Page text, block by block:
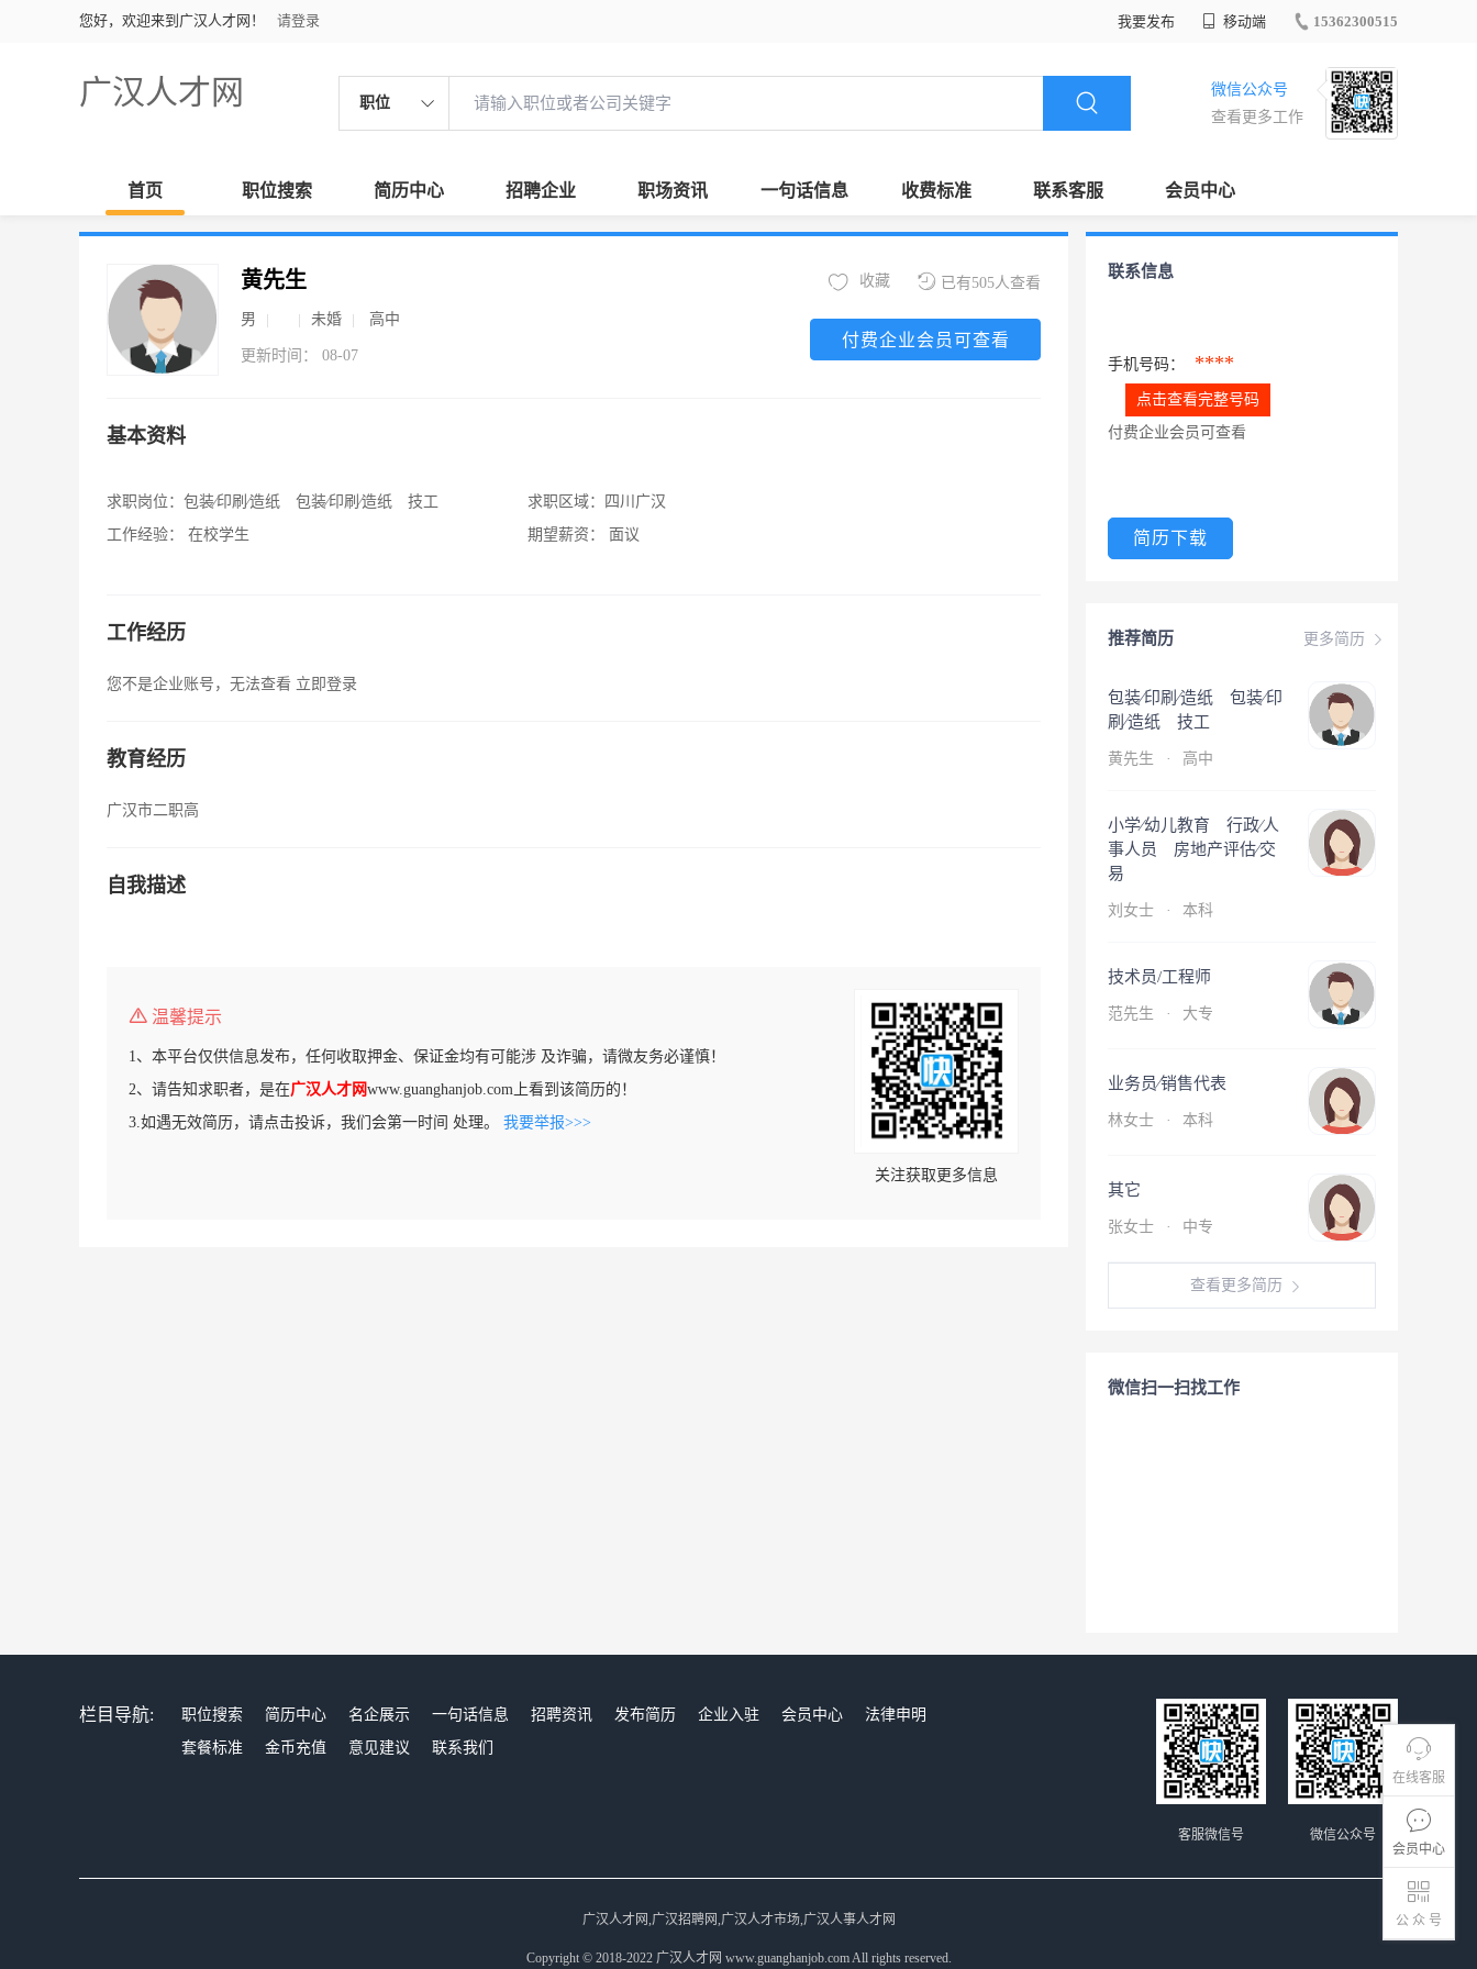
您好，欢迎来到广汉人才网！ 请登录 我要发布 移动端 15362300515
广汉人才网 职位
微信公众号
查看更多工作
首页 职位搜索 简历中心 招聘企业 职场资讯 一句话信息 收费标准 联系客服 会员中心
在线客服
会员中心
公 众 号
黄先生
男 未婚 高中
更新时间： 08-07
已有505人查看
收藏
付费企业会员可查看
基本资料
求职岗位： 包装∕印刷∕造纸 包装∕印刷∕造纸 技工
工作经验：
在校学生
求职区域：
四川广汉
期望薪资：
面议
工作经历
您不是企业账号，无法查看 立即登录
教育经历
广汉市二职高
自我描述
温馨提示
1、本平台仅供信息发布，任何收取押金、保证金均有可能涉 及诈骗，请微友务必谨慎！
2、请告知求职者，是在广汉人才网www.guanghanjob.com上看到该简历的！
3.如遇无效简历，请点击投诉，我们会第一时间 处理。 我要举报>>>
关注获取更多信息
联系信息
手机号码： ****
点击查看完整号码
付费企业会员可查看
简历下载
更多简历
推荐简历
包装∕印刷∕造纸 包装∕印
刷∕造纸 技工
黄先生 · 高中
小学∕幼儿教育 行政∕人
事人员 房地产评估∕交
易
刘女士 · 本科
技术员/工程师
范先生 · 大专
业务员∕销售代表
林女士 · 本科
其它
张女士 · 中专
查看更多简历
微信扫一扫找工作
栏目导航: 职位搜索 简历中心 名企展示 一句话信息 招聘资讯 发布简历 企业入驻 会员中心
法律申明
套餐标准
金币充值 意见建议 联系我们
微信公众号
客服微信号
广汉人才网,广汉招聘网,广汉人才市场,广汉人事人才网
Copyright © 2018-2022 广汉人才网 www.guanghanjob.com All rights reserved.